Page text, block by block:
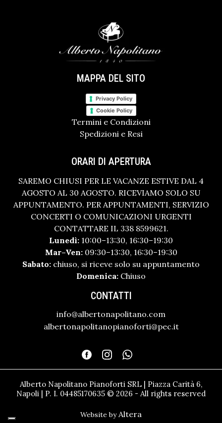
MAPPA DEL SITO
Privacy Policy
Cookie Policy
Termini e Condizioni
Spedizioni e Resi
ORARI DI APERTURA
SAREMO CHIUSI PER LE VACANZE ESTIVE DAL 4
AGOSTO AL 30 AGOSTO. RICEVIAMO SOLO SU
APPUNTAMENTO. PER APPUNTAMENTI, SERVIZIO
CONCERTI O COMUNICAZIONI URGENTI
CONTATTARE IL 338 8599621.
Lunedì: 10:00–13:30, 16:30–19:30
Mar–Ven:09:30–13:30, 16:30–19:30
Sabato: chiuso, si riceve solo su appuntamento
Domenica: Chiuso
CONTATTI
info@albertonapolitano.com
albertonapolitanopianoforti@pec.it
Alberto Napolitano Pianoforti SRL | Piazza Carità 6,
Napoli | P. I. 04485170635 © 2026 - All rights reserved
Website byAltera